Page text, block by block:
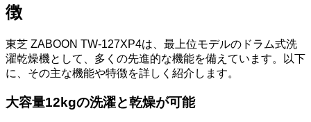
徴
東芝 ZABOON TW-127XP4は、最上位モデルのドラム式洗
濯乾燥機として、多くの先進的な機能を備えています。以下
に、その主な機能や特徴を詳しく紹介します。
大容量12kgの洗濯と乾燥が可能